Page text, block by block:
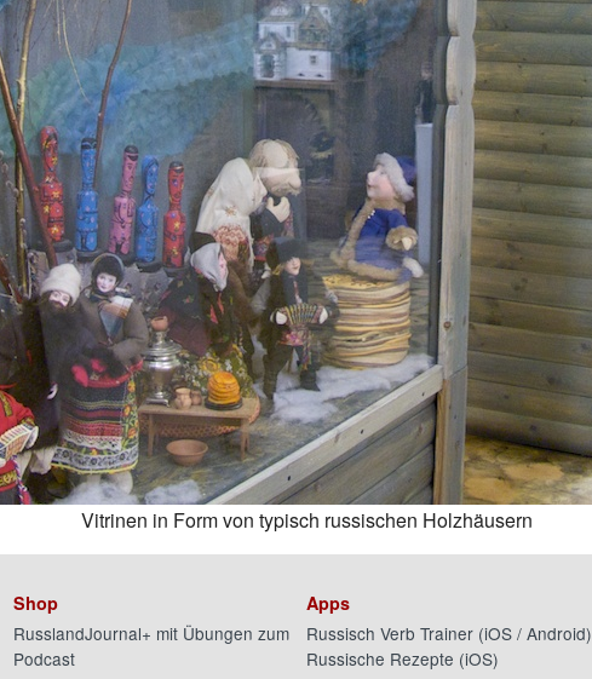
Vitrinen in Form von typisch russischen Holzhäusern
Shop
RusslandJournal+ mit Übungen zum
Podcast
Apps
Russisch Verb Trainer (iOS / Android)
Russische Rezepte (iOS)